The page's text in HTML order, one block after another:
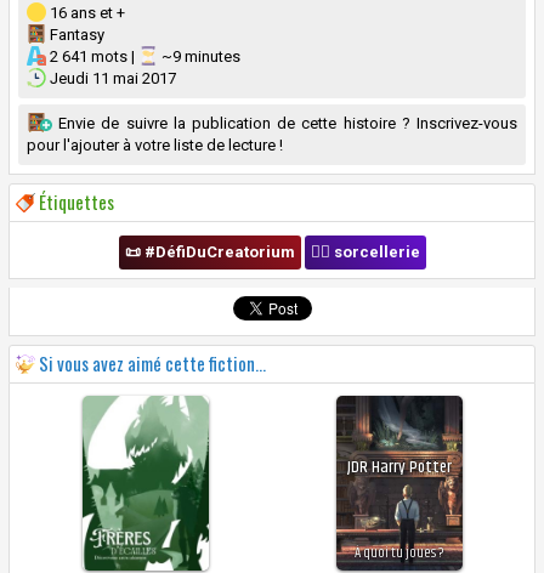
16 ans et +
Fantasy
2 641 mots |
~9 minutes
Jeudi 11 mai 2017
Envie de suivre la publication de cette histoire ? Inscrivez-vous
pour l'ajouter à votre liste de lecture !
Étiquettes
📜 #DéfiDuCreatorium 🧙‍♀️ sorcellerie
Si vous avez aimé cette fiction...
JDR Harry Potter
À quoi tu joues ?